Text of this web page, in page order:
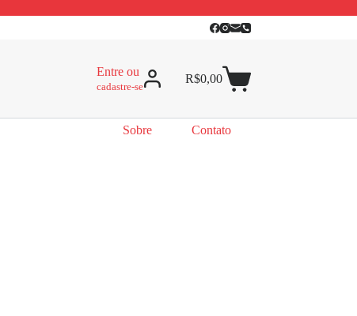
Entre ou
cadastre-se
R$0,00
Sobre Contato